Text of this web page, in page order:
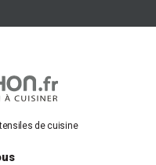
de cuisine